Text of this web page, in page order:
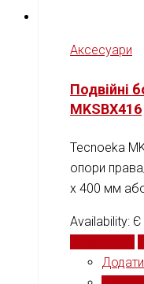
Аксесуари
Подвійні
MKSBX416
Tecnoeka
опори
х 400 мм
Availability: Є